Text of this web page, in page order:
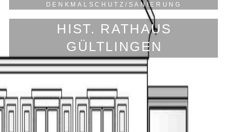
DENKMALSCHUTZ/SANIERUNG
HIST. RATHAUS
GÜLTLINGEN